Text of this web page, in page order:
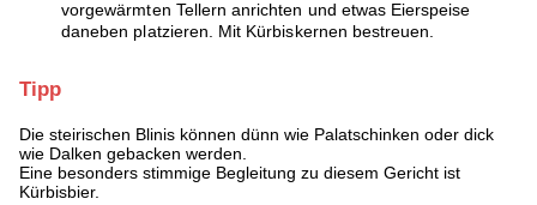
vorgewärmten Tellern anrichten und etwas Eierspeise
daneben platzieren. Mit Kürbiskernen bestreuen.
Tipp
Die steirischen Blinis können dünn wie Palatschinken oder dick
wie Dalken gebacken werden.
Eine besonders stimmige Begleitung zu diesem Gericht ist
Kürbisbier.